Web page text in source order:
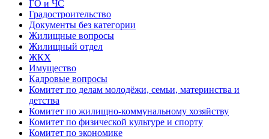
ГО и ЧС
Градостроительство
Документы без категории
Жилищные вопросы
Жилищный отдел
ЖКХ
Имущество
Кадровые вопросы
Комитет по делам молодёжи, семьи, материнства и
детства
Комитет по жилищно-коммунальному хозяйству
Комитет по физической культуре и спорту
Комитет по экономике